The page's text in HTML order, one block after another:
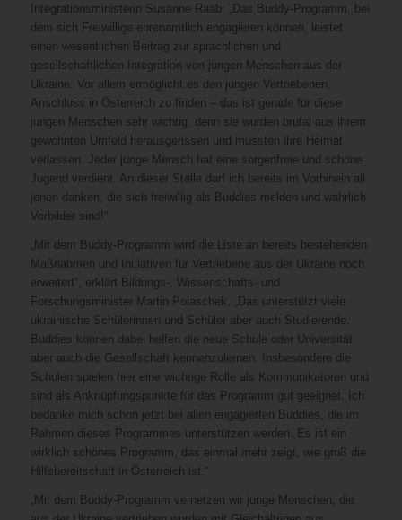
Integrationsministerin Susanne Raab: „Das Buddy-Programm, bei
dem sich Freiwillige ehrenamtlich engagieren können, leistet
einen wesentlichen Beitrag zur sprachlichen und
gesellschaftlichen Integration von jungen Menschen aus der
Ukraine. Vor allem ermöglicht es den jungen Vertriebenen,
Anschluss in Österreich zu finden – das ist gerade für diese
jungen Menschen sehr wichtig, denn sie wurden brutal aus ihrem
gewohnten Umfeld herausgerissen und mussten ihre Heimat
verlassen. Jeder junge Mensch hat eine sorgenfreie und schöne
Jugend verdient. An dieser Stelle darf ich bereits im Vorhinein all
jenen danken, die sich freiwillig als Buddies melden und wahrlich
Vorbilder sind!“
„Mit dem Buddy-Programm wird die Liste an bereits bestehenden
Maßnahmen und Initiativen für Vertriebene aus der Ukraine noch
erweitert“, erklärt Bildungs-, Wissenschafts- und
Forschungsminister Martin Polaschek. „Das unterstützt viele
ukrainische Schülerinnen und Schüler aber auch Studierende.
Buddies können dabei helfen die neue Schule oder Universität
aber auch die Gesellschaft kennenzulernen. Insbesondere die
Schulen spielen hier eine wichtige Rolle als Kommunikatoren und
sind als Anknüpfungspunkte für das Programm gut geeignet. Ich
bedanke mich schon jetzt bei allen engagierten Buddies, die im
Rahmen dieses Programmes unterstützen werden. Es ist ein
wirklich schönes Programm, das einmal mehr zeigt, wie groß die
Hilfsbereitschaft in Österreich ist.“
„Mit dem Buddy-Programm vernetzen wir junge Menschen, die